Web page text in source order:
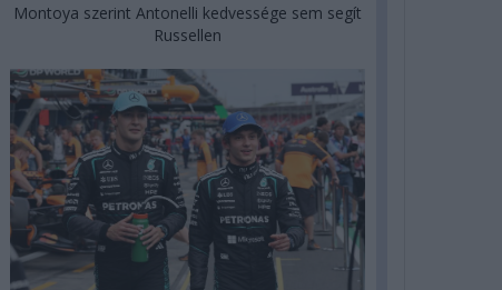
Montoya szerint Antonelli kedvessége sem segít
Russellen